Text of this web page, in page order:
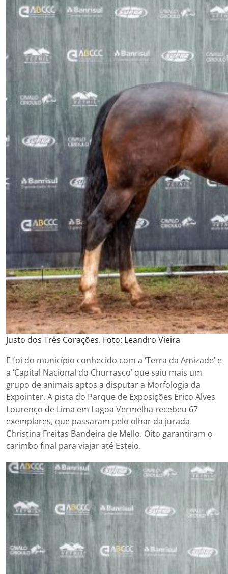
Justo dos Três Corações. Foto: Leandro Vieira
E foi do município conhecido com a ‘Terra da Amizade’ e
a ‘Capital Nacional do Churrasco’ que saiu mais um
grupo de animais aptos a disputar a Morfologia da
Expointer. A pista do Parque de Exposições Érico Alves
Lourenço de Lima em Lagoa Vermelha recebeu 67
exemplares, que passaram pelo olhar da jurada
Christina Freitas Bandeira de Mello. Oito garantiram o
carimbo final para viajar até Esteio.